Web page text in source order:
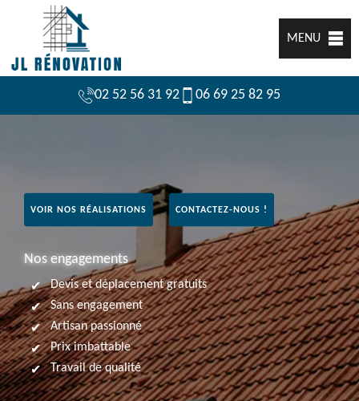
MENU
02 52 56 31 92 06 69 25 82 95
VOIR NOS RÉALISATIONS CONTACTEZ-NOUS !
Nos engagements
Devis et déplacement gratuits
Sans engagement
Artisan passionné
Prix imbattable
Travail de qualité